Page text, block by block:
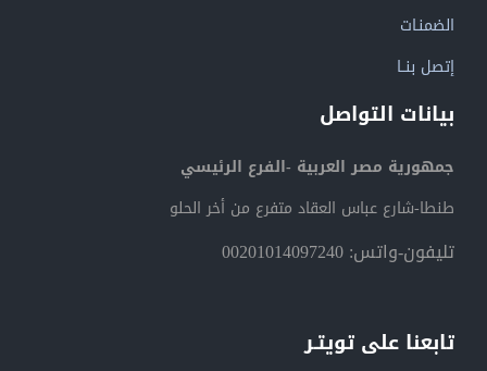
الضمنـات
إتصل بنــا
بيانات التواصل
جمهورية مصر العربية -الفرع الرئيسي
طنطا-شارع عباس العقاد متفرع من أخر الحلو
تليفون-واتس: 00201014097240
تابعنا على تويتـر